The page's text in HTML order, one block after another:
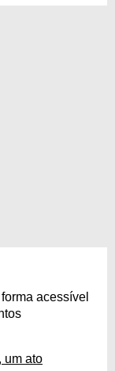
acessível
um ato